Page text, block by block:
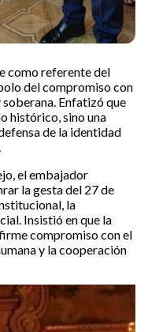
como referente del
del compromiso con
Enfatizó que
histórico, sino una
de la identidad
el embajador
la gesta del 27 de
la
Insistió en que la
compromiso con el
y la cooperación